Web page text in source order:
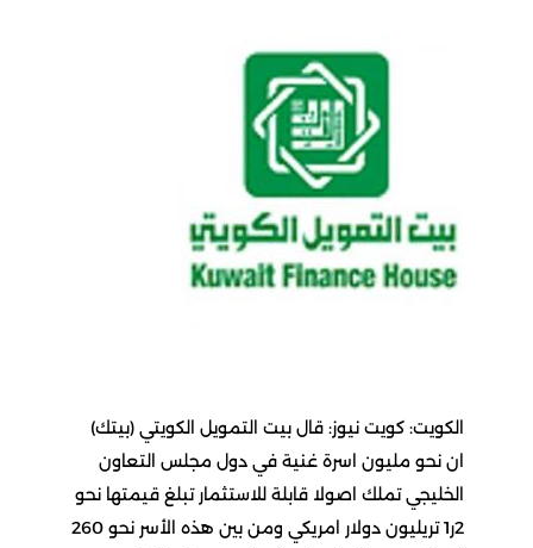
الكويت: كويت نيوز: قال بيت التمويل الكويتي (بيتك)
ان نحو مليون اسرة غنية في دول مجلس التعاون
الخليجي تملك اصولا قابلة للاستثمار تبلغ قيمتها نحو
2ر1 تريليون دولار امريكي ومن بين هذه الأسر نحو 260